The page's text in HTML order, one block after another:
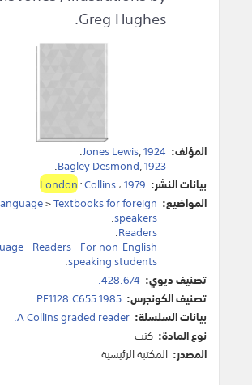
Greg Hughes.
المؤلف: Jones Lewis,1924
.
Bagley Desmond,1923
.
بيانات النشر:
London:Collins،1979
.
المواضيع:
>Textbooks for foreign
speakers
.
Readers
.
- Readers - For non-English
speaking students
.
تصنيف ديوي: 428.6/4.
تصنيف الكونجرس: PE1128.C655 1985
بيانات السلسلة: A Collins graded reader.
نوع المادة: كتب
المصدر: المكتبة الرئيسية